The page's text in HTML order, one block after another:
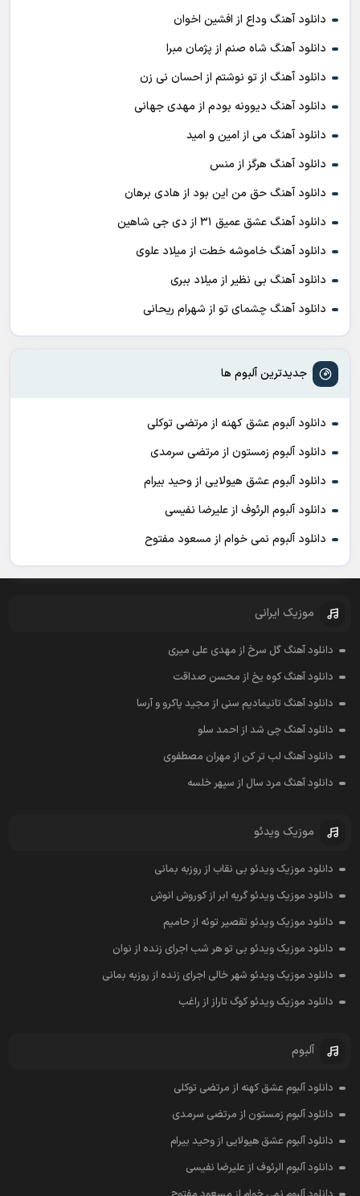
دانلود آهنگ وداع از افشين اخوان
دانلود آهنگ شاه صنم از پژمان مبرا
دانلود آهنگ از تو نوشتم از احسان نی زن
دانلود آهنگ دیوونه بودم از مهدی جهانی
دانلود آهنگ می از امین و امید
دانلود آهنگ هرگز از منس
دانلود آهنگ حق من این بود از هادی برهان
دانلود آهنگ عشق عمیق ۳۱ از دی جی شاهین
دانلود آهنگ خاموشه خطت از میلاد علوی
دانلود آهنگ بی نظیر از میلاد ببری
دانلود آهنگ چشمای تو از شهرام ریحانی
جدیدترین آلبوم ها
دانلود آلبوم عشق کهنه از مرتضی توکلی
دانلود آلبوم زمستون از مرتضی سرمدی
دانلود آلبوم عشق هیولایی از وحید بیرام
دانلود آلبوم الرئوف از علیرضا نفیسی
دانلود آلبوم نمی خوام از مسعود مفتوح
موزیک ایرانی
دانلود آهنگ گل سرخ از مهدی علی میری
دانلود آهنگ کوه یخ از محسن صداقت
دانلود آهنگ تانیمادیم سنی از مجید پاکرو و آرسا
دانلود آهنگ چی شد از احمد سلو
دانلود آهنگ لب تر کن از مهران مصطفوی
دانلود آهنگ مرد سال از سپهر خلسه
موزیک ویدئو
دانلود موزیک ویدئو بی نقاب از روزبه بمانی
دانلود موزیک ویدئو گریه ابر از کوروش انوش
دانلود موزیک ویدئو تقصیر توئه از حامیم
دانلود موزیک ویدئو بی تو هر شب اجرای زنده از نوان
دانلود موزیک ویدئو شهر خالی اجرای زنده از روزبه بمانی
دانلود موزیک ویدئو کوگ تاراز از راغب
آلبوم
دانلود آلبوم عشق کهنه از مرتضی توکلی
دانلود آلبوم زمستون از مرتضی سرمدی
دانلود آلبوم عشق هیولایی از وحید بیرام
دانلود آلبوم الرئوف از علیرضا نفیسی